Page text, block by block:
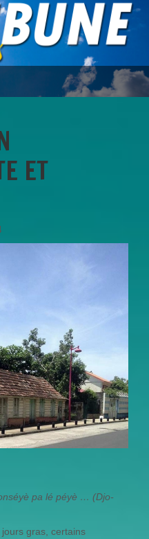
ET
pa lé péyè … (Djo-
jours gras, certains